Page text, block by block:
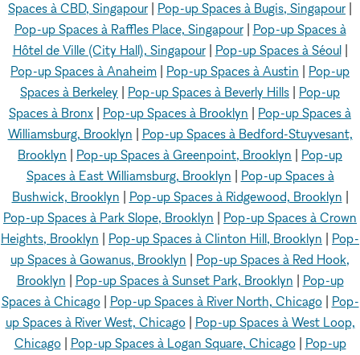
Spaces à CBD, Singapour Pop-up Spaces à Bugis, Singapour
Pop-up Spaces à Raffles Place, Singapour| Pop-up Spaces à
Hôtel de Ville (City Hall), Singapour| Pop-up Spaces à Séoul|
Pop-up Spaces à Anaheim
Pop-up Spaces à Austin
Pop-up
Spaces à Berkeley
Pop-up Spaces à Beverly Hills
Pop-up
Spaces à Bronx
Pop-up Spaces à Brooklyn
Pop-up Spaces à
Williamsburg, Brooklyn
Pop-up Spaces à Bedford-Stuyvesant,
Brooklyn
Pop-up Spaces à Greenpoint, Brooklyn
Pop-up
Spaces à East Williamsburg, Brooklyn
Pop-up Spaces à
Bushwick, Brooklyn
Pop-up Spaces à Ridgewood, Brooklyn
Pop-up Spaces à Park Slope, Brooklyn
Pop-up Spaces à Crown
Heights, Brooklyn
Pop-up Spaces à Clinton Hill, Brooklyn
Pop-
up Spaces à Gowanus, Brooklyn
Pop-up Spaces à Red Hook,
Brooklyn
Pop-up Spaces à Sunset Park, Brooklyn
Pop-up
Spaces à Chicago| Pop-up Spaces à River North, Chicago| Pop-
up Spaces à River West, Chicago| Pop-up Spaces à West Loop,
Chicago| Pop-up Spaces à Logan Square, Chicago| Pop-up